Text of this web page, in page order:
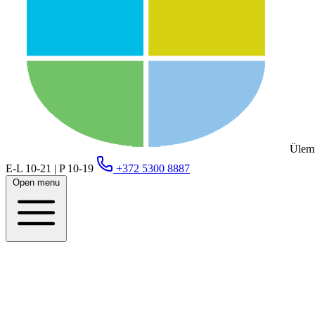
E-L 10-21 | P 10-19
+372 5300 8887
Open menu